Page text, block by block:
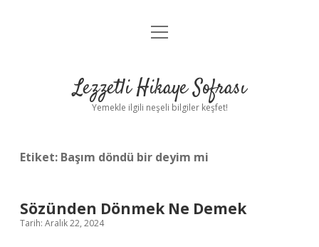
Anasayfa
Yasal Uyarı
menüyü
Lezzetli Hikaye Sofrası
Yemekle ilgili neşeli bilgiler keşfet!
Etiket: Başım döndü bir deyim mi
Sözünden Dönmek Ne Demek
Tarih: Aralık 22, 2024